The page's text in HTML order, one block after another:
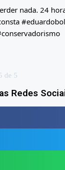
nada. 24
de 5
Redes